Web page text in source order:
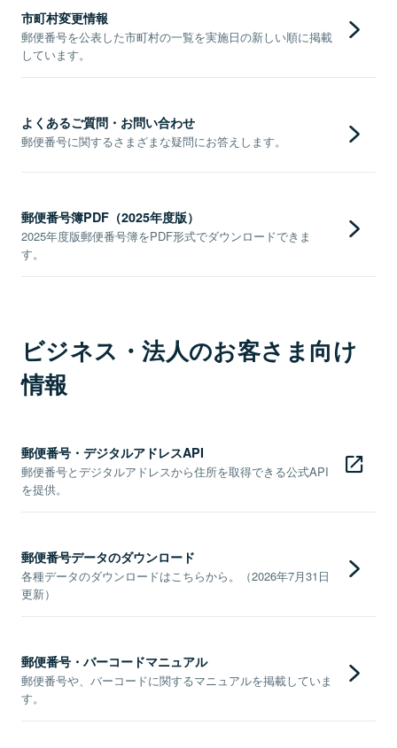
市町村変更情報
郵便番号を公表した市町村の一覧を実施日の新しい順に掲載
しています。
よくあるご質問・お問い合わせ
郵便番号に関するさまざまな疑問にお答えします。
郵便番号簿PDF（2025年度版）
2025年度版郵便番号簿をPDF形式でダウンロードできま
す。
ビジネス・法人のお客さま向け
情報
郵便番号・デジタルアドレスAPI
郵便番号とデジタルアドレスから住所を取得できる公式API
を提供。
郵便番号データのダウンロード
各種データのダウンロードはこちらから。（2026年7月31日
更新）
郵便番号・バーコードマニュアル
郵便番号や、バーコードに関するマニュアルを掲載していま
す。